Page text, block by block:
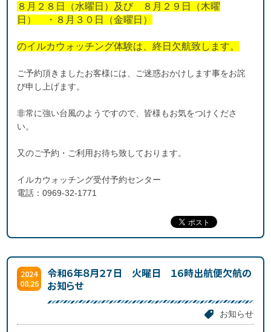
８月２８日（水曜日）及び ８月２９日（木曜
日） ・８月３０日（金曜日）
のイルカウォッチング体験は、終日欠航致します。
ご予約頂きましたお客様には、ご迷惑おかけします事をお詫
び申し上げます。
非常に強い台風のようですので、皆様もお気をつけくださ
い。
又のご予約・ご利用お待ち致しております。
イルカウォッチング受付予約センター
電話：0969-32-1771
2024
08.26
令和６年８月２７日 火曜日 １６時出航便欠航の
お知らせ
お知らせ